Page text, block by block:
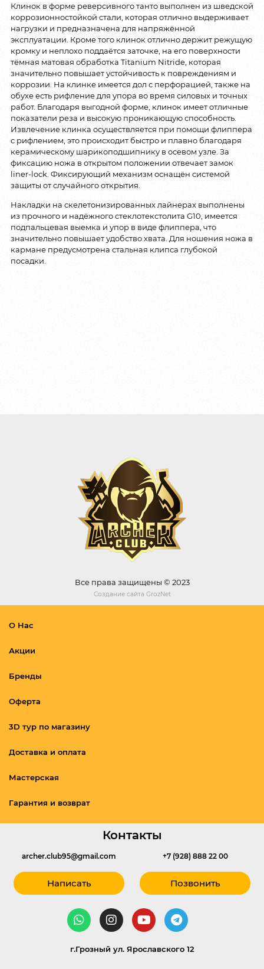
Клинок в форме реверсивного танто выполнен из шведской
коррозионностойкой стали, которая отлично выдерживает
нагрузки и предназначена для напряжённой
эксплуатации. Кроме того клинок отлично держит режущую
кромку и неплохо поддаётся заточке, на его поверхности
тёмная матовая обработка Titanium Nitride, которая
значительно повышает устойчивость к повреждениям и
коррозии. На клинке имеется дол с перфорацией, также на
обухе есть рифление для упора во время силовых и точных
работ. Благодаря выгодной форме, клинок имеет отличные
показатели реза и высокую проникающую способность.
Извлечение клинка осуществляется при помощи флиппера
с рифлением, это происходит быстро и плавно благодаря
керамическому шарикоподшипнику в осевом узле. За
фиксацию ножа в открытом положении отвечает замок
liner-lock. Фиксирующий механизм оснащён системой
защиты от случайного открытия.
Накладки на скелетонизированных лайнерах выполнены
из прочного и надёжного стеклотекстолита G10, имеется
подпальцевая выемка и упор в виде флиппера, что
значительно повышает удобство хвата. Для ношения ножа в
кармане предусмотрена стальная клипса глубокой
посадки.
Все права защищены © 2023
Создание сайта GrozNet
О Нас
Акции
Бренды
Оферта
3D тур по магазину
Доставка и оплата
Мастерская
Гарантия и возврат
Контакты
archer.club95@gmail.com
Написать
+7 (928) 888 22 00
Позвонить
г.Грозный ул. Ярославского 12